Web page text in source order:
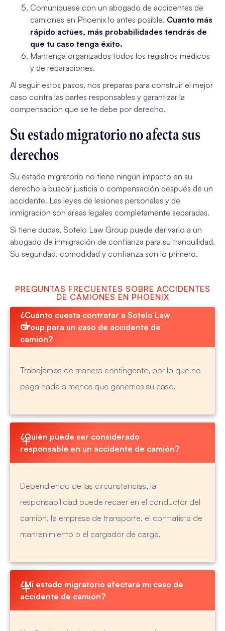
Comuníquese con un abogado de accidentes de
camiones en Phoenix lo antes posible. Cuanto más
rápido actúes, más probabilidades tendrás de
que tu caso tenga éxito.
Mantenga organizados todos los registros médicos
y de reparaciones.
Al seguir estos pasos, nos preparas para construir el mejor
caso contra las partes responsables y garantizar la
compensación que se te debe por derecho.
Su estado migratorio no afecta sus
derechos
Su estado migratorio no tiene ningún impacto en su
derecho a buscar justicia o compensación después de un
accidente. Las leyes de lesiones personales y de
inmigración son áreas legales completamente separadas.
Si tiene dudas, Sotelo Law Group puede derivarlo a un
abogado de inmigración de confianza para su tranquilidad.
Su seguridad, comodidad y confianza son lo primero.
PREGUNTAS FRECUENTES SOBRE ACCIDENTES
DE CAMIONES EN PHOENIX
¿Cuánto cuesta contratar a Sotelo Law
Group para un caso de accidente de
camión?
Trabajamos de manera contingente, por lo que no
paga nada a menos que ganemos su caso.
¿Quién puede ser considerado
responsable en un accidente de camión?
Dependiendo de las circunstancias, la
responsabilidad puede recaer en el conductor del
camión, la empresa de transporte, el contratista de
mantenimiento o el cargador de carga.
¿Mi estado migratorio afectará mi caso de
accidente de camión?